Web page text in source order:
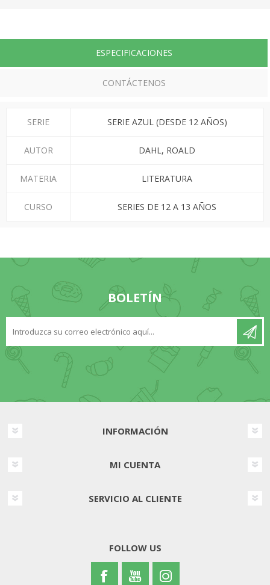
ESPECIFICACIONES
CONTÁCTENOS
SERIE SERIE AZUL (DESDE 12 AÑOS)
AUTOR DAHL, ROALD
MATERIA LITERATURA
CURSO SERIES DE 12 A 13 AÑOS
BOLETÍN
INFORMACIÓN
MI CUENTA
SERVICIO AL CLIENTE
FOLLOW US